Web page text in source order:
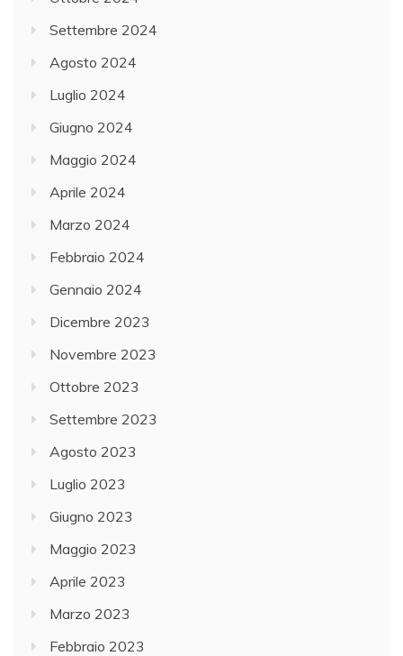
Settembre 2024
Agosto 2024
Luglio 2024
Giugno 2024
Maggio 2024
Aprile 2024
Marzo 2024
Febbraio 2024
Gennaio 2024
Dicembre 2023
Novembre 2023
Ottobre 2023
Settembre 2023
Agosto 2023
Luglio 2023
Giugno 2023
Maggio 2023
Aprile 2023
Marzo 2023
Febbraio 2023